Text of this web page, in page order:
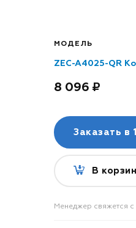
МОДЕЛЬ
ZEC-A4025-QR
8 096
Заказать в
В
Менеджер свяжется с